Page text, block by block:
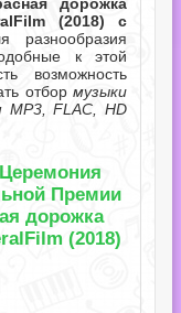
(2018) с
к этой
возможность
отбор музыки
FLAC, HD
Премии
дорожка
(2018)